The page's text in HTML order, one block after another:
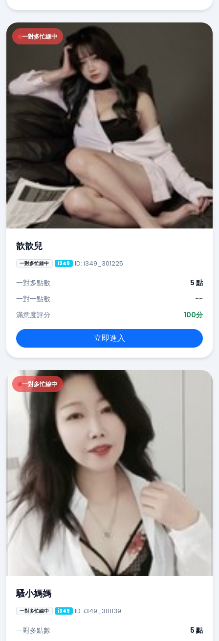
一對多忙線中
歆歆兒
一對多忙線中 i349 ID: i349_301225
一對多點數
5 點
一對一點數
--
滿意度評分
100分
立即進入
一對多忙線中
騷小媽媽
一對多忙線中 i349 ID: i349_301139
一對多點數 5 點